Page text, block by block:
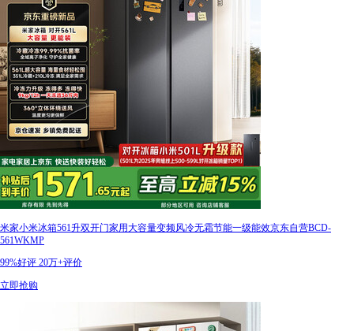
米家小米冰箱561升双开门家用大容量变频风冷无霜节能一级能效京东自营BCD-
561WKMP
99%好评 20万+评价
立即抢购